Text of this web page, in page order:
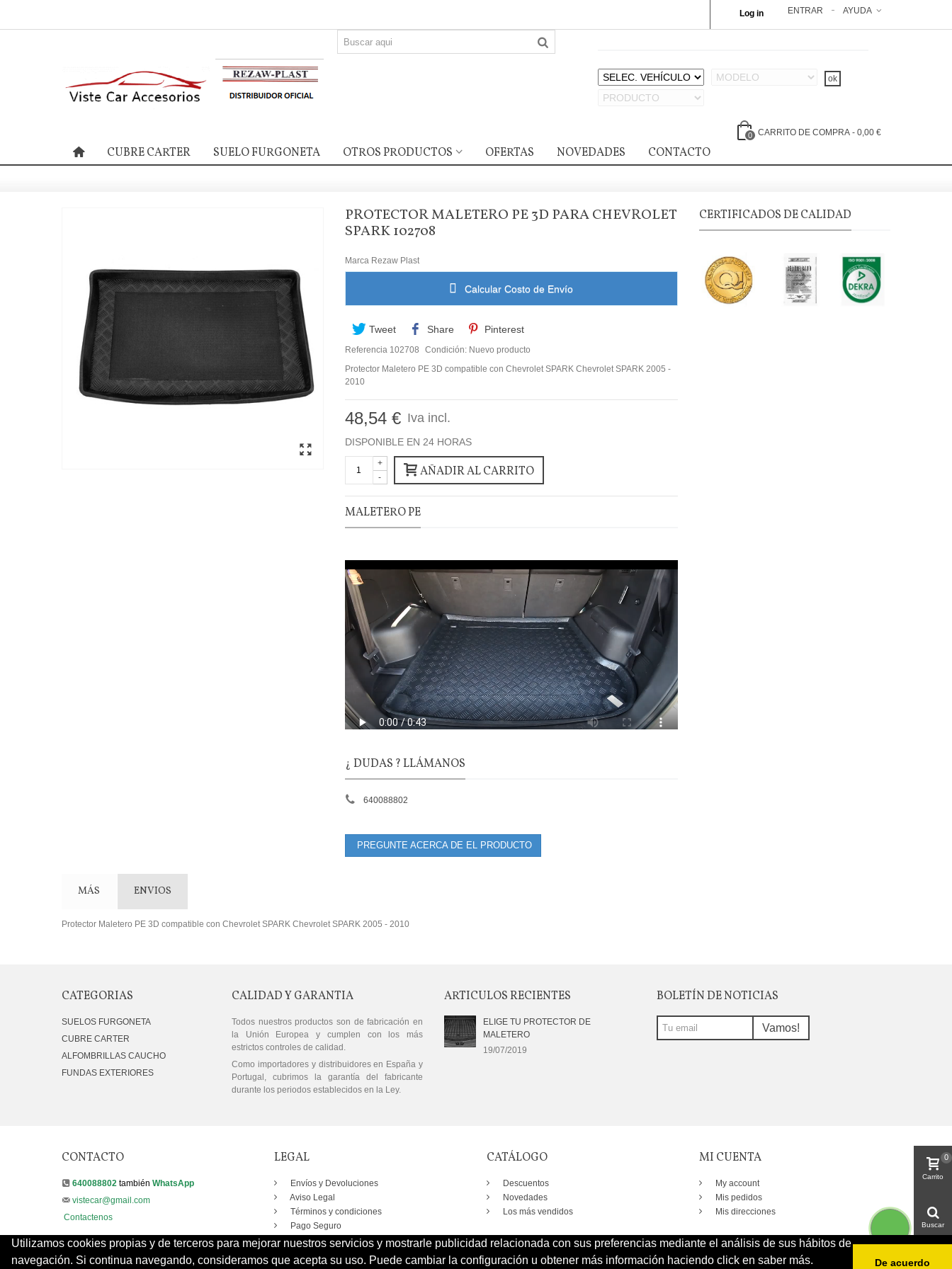
Utilizamos cookies propias y de terceros para mejorar nuestros servicios y mostrarle publicidad relacionada con sus preferencias mediante el análisis de sus hábitos de
navegación. Si continua navegando, consideramos que acepta su uso. Puede cambiar la configuración u obtener más información haciendo click en saber más.
De acuerdo
AYUDA
ENTRAR
Log in
0 CARRITO DE COMPRA - 0,00 €
CUBRE CARTER SUELO FURGONETA OTROS PRODUCTOS OFERTAS NOVEDADES CONTACTO
PROTECTOR MALETERO PE 3D PARA CHEVROLET
SPARK 102708
Marca Rezaw Plast
Calcular Costo de Envío
Tweet Share Pinterest
Referencia 102708 Condición: Nuevo producto
Protector Maletero PE 3D compatible con Chevrolet SPARK Chevrolet SPARK 2005 -
2010
48,54 € Iva incl.
DISPONIBLE EN 24 HORAS
-
+
AÑADIR AL CARRITO
MALETERO PE
¿ DUDAS ? LLÁMANOS
640088802
PREGUNTE ACERCA DE EL PRODUCTO
CERTIFICADOS DE CALIDAD
MÁS ENVIOS
Protector Maletero PE 3D compatible con Chevrolet SPARK Chevrolet SPARK 2005 - 2010
CATEGORIAS
SUELOS FURGONETA
CUBRE CARTER
ALFOMBRILLAS CAUCHO
FUNDAS EXTERIORES
CALIDAD Y GARANTIA
Todos nuestros productos son de fabricación en
la Unión Europea y cumplen con los más
estrictos controles de calidad.
Como importadores y distribuidores en España y
Portugal, cubrimos la garantía del fabricante
durante los periodos establecidos en la Ley.
ARTICULOS RECIENTES
ELIGE TU PROTECTOR DE
MALETERO
19/07/2019
BOLETÍN DE NOTICIAS
Vamos!
CONTACTO
640088802 también WhatsApp
vistecar@gmail.com
Contactenos
LEGAL
Envíos y Devoluciones
Aviso Legal
Términos y condiciones
Pago Seguro
CATÁLOGO
Descuentos
Novedades
Los más vendidos
MI CUENTA
My account
Mis pedidos
Mis direcciones
Carrito
0
Buscar